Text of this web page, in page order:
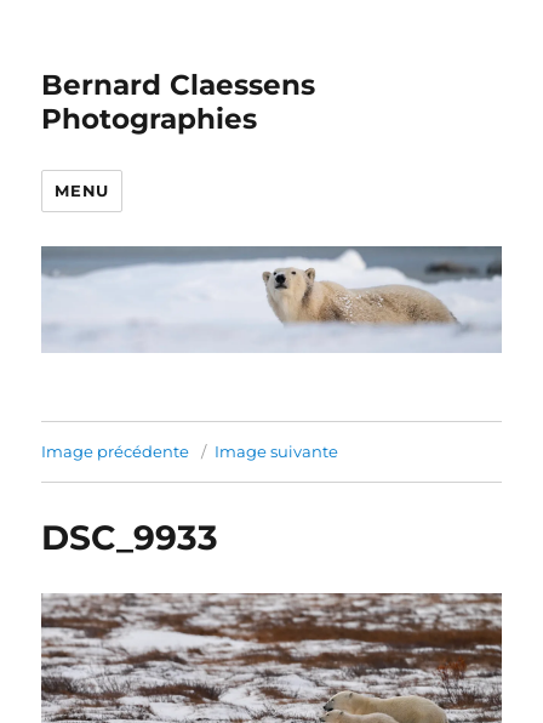
Bernard Claessens
Photographies
MENU
Image précédente Image suivante
DSC_9933